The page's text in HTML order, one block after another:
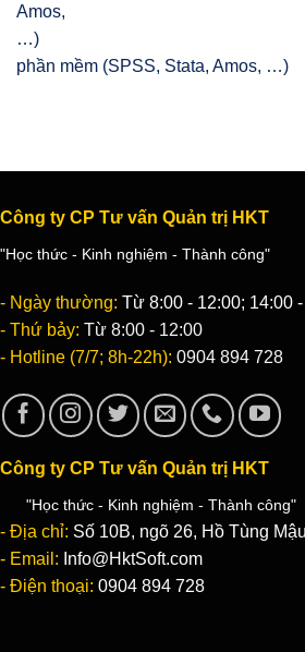
phần mềm (SPSS, Stata, Amos, …)
Công ty CP Tư vấn Quản trị HKT
"Học thức - Kinh nghiệm - Thành công"
- Ngày thường: Từ 8:00 - 12:00; 14:00
- Thứ bảy: Từ 8:00 - 12:00
- Hotline (7/7; 8h-22h): 0904 894 728
Công ty CP Tư vấn Quản trị HKT
"Học thức - Kinh nghiệm - Thành công"
- Địa chỉ: Số 10B, ngõ 26, Hồ Tùng
- Email: Info@HktSoft.com
- Điện thoại: 0904 894 728